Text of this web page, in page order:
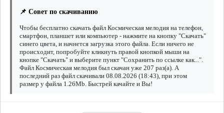
📌 Совет по скачиванию
Чтобы бесплатно скачать файл Космическая мелодия на телефон,
смартфон, планшет или компьютер - нажмите на кнопку "Скачать"
синего цвета, и начнется загрузка этого файла. Если ничего не
происходит, попробуйте кликнуть правой кнопкой мыши на
кнопке "Скачать" и выберите пункт "Сохранить по ссылке как...".
Файл Космическая мелодия был скачан уже 207 раз(а). А
последний раз файл скачивали 08.08.2026 (18:43), при этом
размер у файла 1.26Mb. Быстрей качайте и Вы!